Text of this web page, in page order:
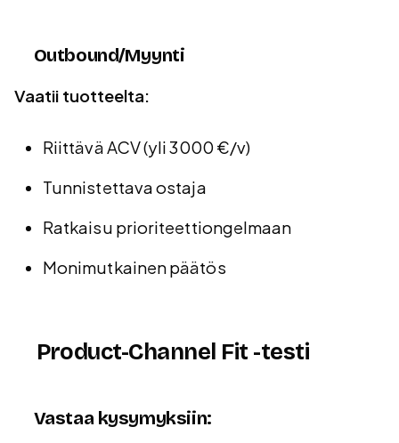
Outbound/Myynti
Vaatii tuotteelta:
Riittävä ACV (yli 3000 €/v)
Tunnistettava ostaja
Ratkaisu prioriteettiongelmaan
Monimutkainen päätös
Product-Channel Fit -testi
Vastaa kysymyksiin: